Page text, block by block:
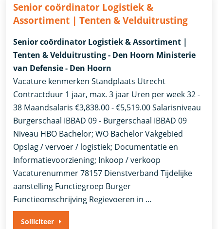
Senior coördinator Logistiek &
Assortiment | Tenten & Velduitrusting
Senior coördinator Logistiek & Assortiment |
Tenten & Velduitrusting - Den Hoorn Ministerie
van Defensie - Den Hoorn
Vacature kenmerken Standplaats Utrecht
Contractduur 1 jaar, max. 3 jaar Uren per week 32 -
38 Maandsalaris €3,838.00 - €5,519.00 Salarisniveau
Burgerschaal IBBAD 09 - Burgerschaal IBBAD 09
Niveau HBO Bachelor; WO Bachelor Vakgebied
Opslag / vervoer / logistiek; Documentatie en
Informatievoorziening; Inkoop / verkoop
Vacaturenummer 78157 Dienstverband ​Tijdelijke
aanstelling​ Functiegroep Burger
Functieomschrijving Regievoeren in …
Solliciteer